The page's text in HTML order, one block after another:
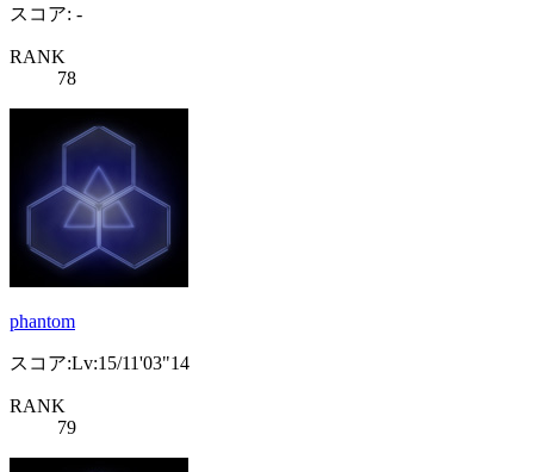
スコア: -
RANK
78
phantom
スコア:Lv:15/11'03"14
RANK
79